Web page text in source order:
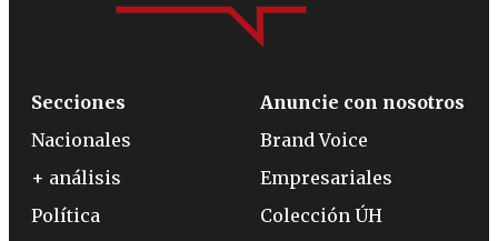
Secciones
Nacionales
+ análisis
Política
Anuncie con nosotros
Brand Voice
Empresariales
Colección ÚH